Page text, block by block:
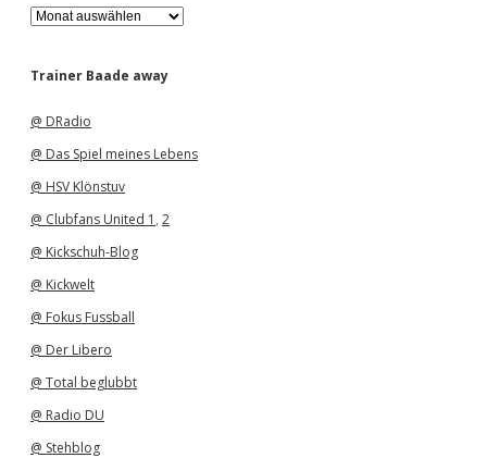
A
r
h
Trainer Baade away
@ DRadio
@ Das Spiel meines Lebens
@ HSV Klönstuv
@ Clubfans United 1 , 2
@ Kickschuh-Blog
@ Kickwelt
@ Fokus Fussball
@ Der Libero
@ Total beglubbt
@ Radio DU
@ Stehblog